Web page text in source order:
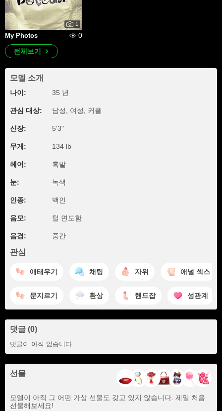
1
My Photos
0
전체보기
모델 소개
나이: 35 년
관심 대상: 남성, 여성, 커플
신장: 5'3"
무게: 134 lb
헤어: 흑발
눈: 녹색
인종: 백인
음모: 털 면도함
음경: 중간
관심
애태우기 채팅 자위 애널 섹스
문지르기 환상 핸드잡 성관계
댓글 (0)
댓글이 아직 없습니다
선물
모델이 아직 그 어떤 가상 선물도 갖고 있지 않습니다. 제일 처음
선물해보세요!